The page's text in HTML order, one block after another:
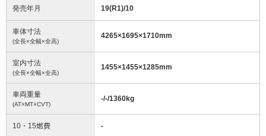
発売年月 19(R1)/10
車体寸法
(全長×全幅×全高)
4265×1695×1710mm
室内寸法
(全長×全幅×全高)
1455×1455×1285mm
車両重量
(AT×MT×CVT)
-/-/1360kg
10・15燃費 -